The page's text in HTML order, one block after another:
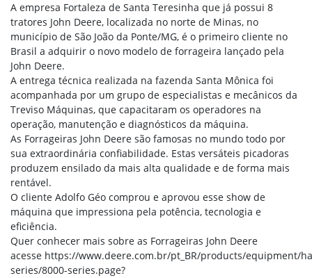
A empresa Fortaleza de Santa Teresinha que já possui 8
tratores John Deere, localizada no norte de Minas, no
município de São João da Ponte/MG, é o primeiro cliente no
Brasil a adquirir o novo modelo de forrageira lançado pela
John Deere.
A entrega técnica realizada na fazenda Santa Mônica foi
acompanhada por um grupo de especialistas e mecânicos da
Treviso Máquinas, que capacitaram os operadores na
operação, manutenção e diagnósticos da máquina.
As Forrageiras John Deere são famosas no mundo todo por
sua extraordinária confiabilidade. Estas versáteis picadoras
produzem ensilado da mais alta qualidade e de forma mais
rentável.
O cliente Adolfo Géo comprou e aprovou esse show de
máquina que impressiona pela potência, tecnologia e
eficiência.
Quer conhecer mais sobre as Forrageiras John Deere
acesse https://www.deere.com.br/pt_BR/products/equipment/
series/8000-series.page?